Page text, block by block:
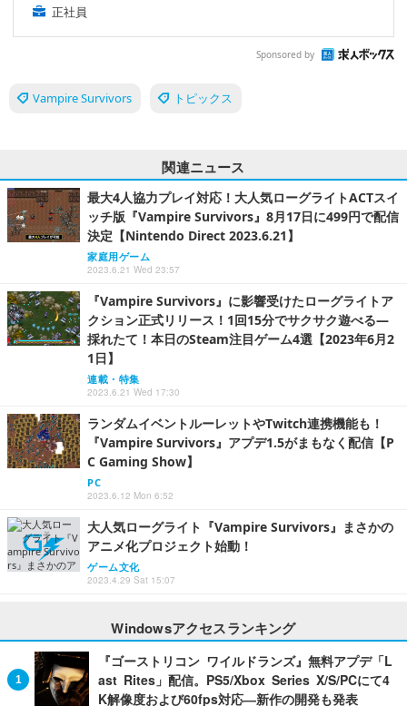
正社員
Sponsored by
Vampire Survivors トピックス
関連ニュース
最大4人協力プレイ対応！大人気ローグライトACTスイ
ッチ版『Vampire Survivors』8月17日に499円で配信
決定【Nintendo Direct 2023.6.21】
家庭用ゲーム
2023.6.21 Wed 23:57
『Vampire Survivors』に影響受けたローグライトア
クション正式リリース！1回15分でサクサク遊べる―
採れたて！本日のSteam注目ゲーム4選【2023年6月2
1日】
連載・特集
2023.6.21 Wed 17:30
ランダムイベントルーレットやTwitch連携機能も！
『Vampire Survivors』アプデ1.5がまもなく配信【P
C Gaming Show】
PC
2023.6.12 Mon 6:52
大人気ローグライト『Vampire Survivors』まさかの
アニメ化プロジェクト始動！
ゲーム文化
2023.4.29 Sat 15:07
Windowsアクセスランキング
『ゴーストリコン ワイルドランズ』無料アプデ「L
ast Rites」配信。PS5/Xbox Series X/S/PCにて4
K解像度および60fps対応―新作の開発も発表